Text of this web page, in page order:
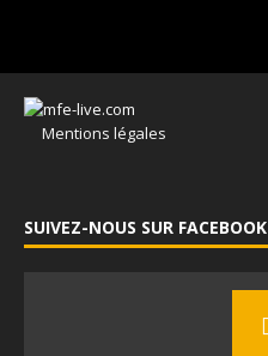
Mentions légales
SUIVEZ-NOUS SUR FACEBOOK